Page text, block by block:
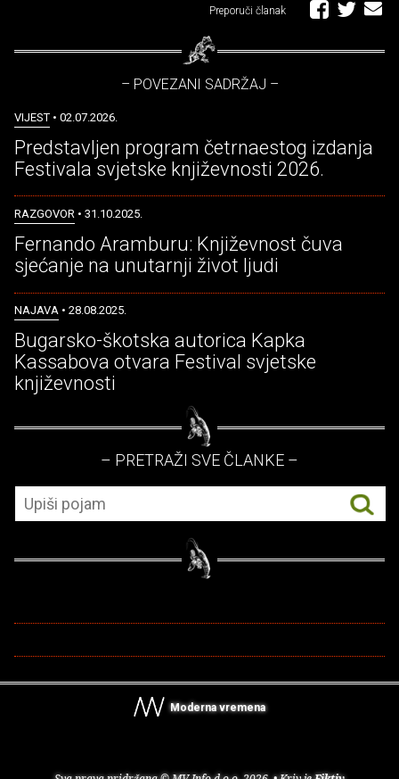
Preporuči članak
– POVEZANI SADRŽAJ –
VIJEST • 02.07.2026.
Predstavljen program četrnaestog izdanja
Festivala svjetske književnosti 2026.
RAZGOVOR • 31.10.2025.
Fernando Aramburu: Književnost čuva
sjećanje na unutarnji život ljudi
NAJAVA • 28.08.2025.
Bugarsko-škotska autorica Kapka
Kassabova otvara Festival svjetske
književnosti
– PRETRAŽI SVE ČLANKE –
Moderna vremena